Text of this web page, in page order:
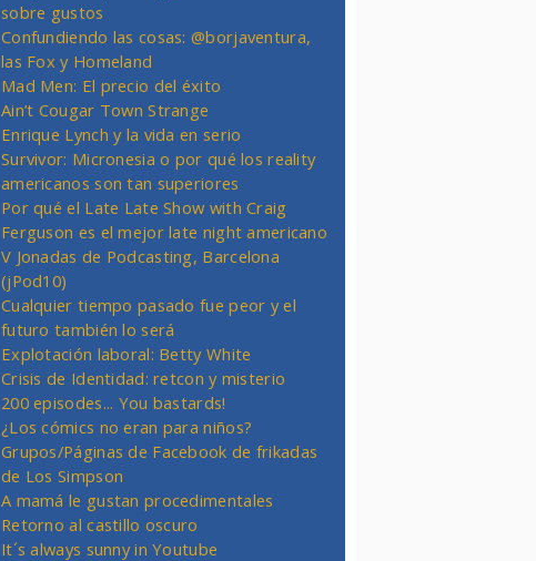
sobre gustos
Confundiendo las cosas: @borjaventura,
las Fox y Homeland
Mad Men: El precio del éxito
Ain’t Cougar Town Strange
Enrique Lynch y la vida en serio
Survivor: Micronesia o por qué los reality
americanos son tan superiores
Por qué el Late Late Show with Craig
Ferguson es el mejor late night americano
V Jonadas de Podcasting, Barcelona
(jPod10)
Cualquier tiempo pasado fue peor y el
futuro también lo será
Explotación laboral: Betty White
Crisis de Identidad: retcon y misterio
200 episodes... You bastards!
¿Los cómics no eran para niños?
Grupos/Páginas de Facebook de frikadas
de Los Simpson
A mamá le gustan procedimentales
Retorno al castillo oscuro
It´s always sunny in Youtube